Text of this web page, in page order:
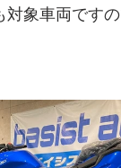
象車両です